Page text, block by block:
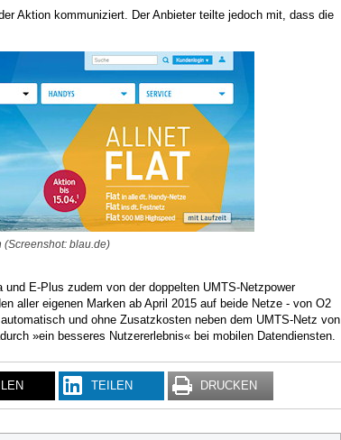
Aktion kommuniziert. Der Anbieter teilte jedoch mit, dass die
(Screenshot: blau.de)
E-Plus zudem von der doppelten UMTS-Netzpower
aller eigenen Marken ab April 2015 auf beide Netze - von O2
und ohne Zusatzkosten neben dem UMTS-Netz von
»ein besseres Nutzererlebnis« bei mobilen Datendiensten.
TEILEN DRUCKEN